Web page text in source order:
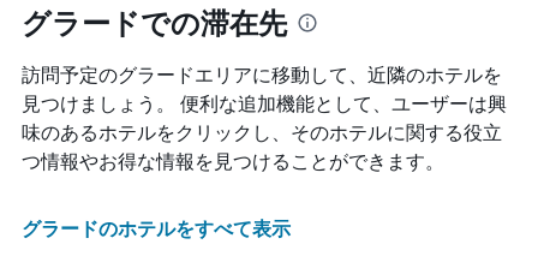
グラードでの滞在先
訪問予定のグラードエリアに移動して、近隣のホテルを
見つけましょう。 便利な追加機能として、ユーザーは興
味のあるホテルをクリックし、そのホテルに関する役立
つ情報やお得な情報を見つけることができます。
グラードのホテルをすべて表示